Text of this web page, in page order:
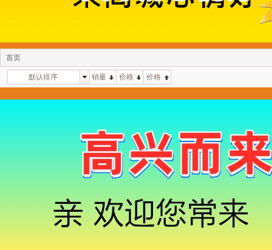
首页
默认排序 销量 价格 价格